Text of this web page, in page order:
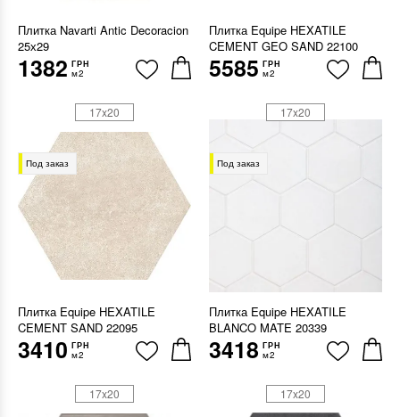
Плитка Navarti Antic Decoracion
25х29
1382 ГРН
м2
Плитка Equipe HEXATILE
CEMENT GEO SAND 22100
5585 ГРН
м2
Под заказ
Плитка Equipe HEXATILE
CEMENT SAND 22095
3410 ГРН
м2
17x20
Под заказ
Плитка Equipe HEXATILE
BLANCO MATE 20339
3418 ГРН
м2
17x20
17x20 17x20